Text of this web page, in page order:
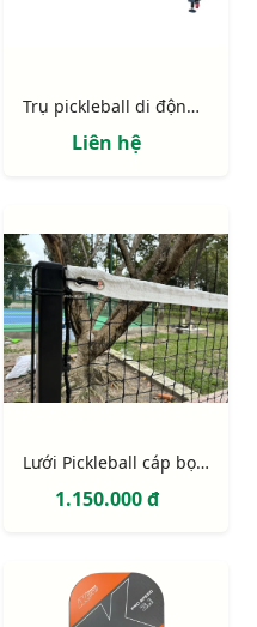
Trụ pickleball di động ống thép mạ kẽm, tăng đơ ngoài
Liên hệ
Lưới Pickleball cáp bọc nhựa cao cấp
1.150.000 đ